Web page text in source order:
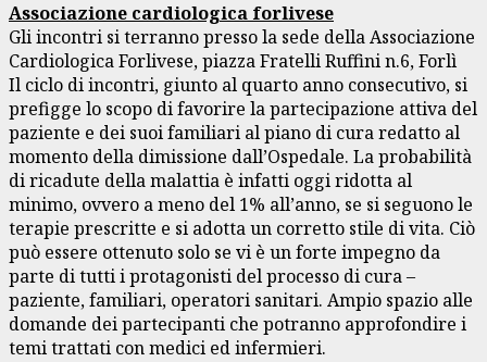
Associazione cardiologica forlivese
Gli incontri si terranno presso la sede della Associazione
Cardiologica Forlivese, piazza Fratelli Ruffini n.6, Forlì
Il ciclo di incontri, giunto al quarto anno consecutivo, si
prefigge lo scopo di favorire la partecipazione attiva del
paziente e dei suoi familiari al piano di cura redatto al
momento della dimissione dall’Ospedale. La probabilità
di ricadute della malattia è infatti oggi ridotta al
minimo, ovvero a meno del 1% all’anno, se si seguono le
terapie prescritte e si adotta un corretto stile di vita. Ciò
può essere ottenuto solo se vi è un forte impegno da
parte di tutti i protagonisti del processo di cura –
paziente, familiari, operatori sanitari. Ampio spazio alle
domande dei partecipanti che potranno approfondire i
temi trattati con medici ed infermieri.